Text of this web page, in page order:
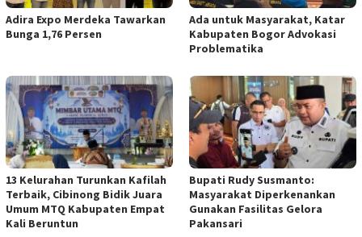
Adira Expo Merdeka Tawarkan
Bunga 1,76 Persen
Ada untuk Masyarakat, Katar
Kabupaten Bogor Advokasi
Problematika
13 Kelurahan Turunkan Kafilah
Terbaik, Cibinong Bidik Juara
Umum MTQ Kabupaten Empat
Kali Beruntun
Bupati Rudy Susmanto:
Masyarakat Diperkenankan
Gunakan Fasilitas Gelora
Pakansari